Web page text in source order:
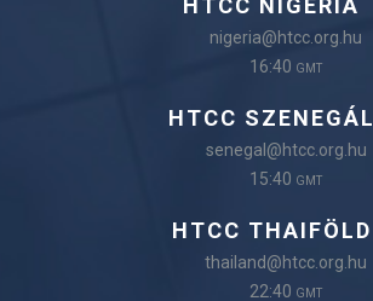
HTCC NIGÉRIA
nigeria@htcc.org.hu
16:40 GMT
HTCC SZENEGÁL
senegal@htcc.org.hu
15:40 GMT
HTCC THAIFÖLD
thailand@htcc.org.hu
22:40 GMT